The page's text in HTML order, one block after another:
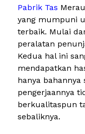
Pabrik Tas
yang mumpuni
terbaik. Mulai
peralatan
Kedua hal ini
mendapatkan
hanya bahannya
pengerjaannya
berkualitaspun
sebaliknya.